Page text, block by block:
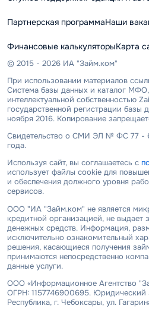
Партнерская программаНаши
Финансовые калькуляторыКарта
© 2015 - 2026 ИА "Займ.ком"
При использовании материалов
Система базы данных и каталог
интеллектуальной собственностью
государственной регистрации базы
ноября 2016. Копирование
Свидетельство о СМИ ЭЛ № ФС 77 -
года.
Используя сайт, вы соглашаетесь с
использует файлы cookie для
и обеспечения должного уровня
сервисов.
ООО "ИА "Займ.ком" не является
кредитной организацией, не выдает
денежных средств. Информация,
исключительно ознакомительный
решения, касающиеся получения
принимаются непосредственно
данные услуги.
ООО «Информационное Агентство
ОГРН: 1157746900695. Юридический
Республика, г. Чебоксары, ул.